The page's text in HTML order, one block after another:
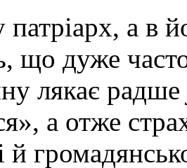
а в
що дуже
лякає радше
а отже
й